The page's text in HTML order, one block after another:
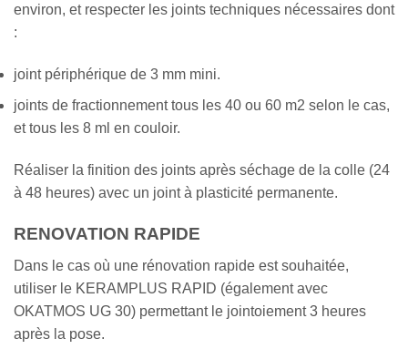
environ, et respecter les joints techniques nécessaires dont
:
joint périphérique de 3 mm mini.
joints de fractionnement tous les 40 ou 60 m2 selon le cas,
et tous les 8 ml en couloir.
Réaliser la finition des joints après séchage de la colle (24
à 48 heures) avec un joint à plasticité permanente.
RENOVATION RAPIDE
Dans le cas où une rénovation rapide est souhaitée,
utiliser le KERAMPLUS RAPID (également avec
OKATMOS UG 30) permettant le jointoiement 3 heures
après la pose.